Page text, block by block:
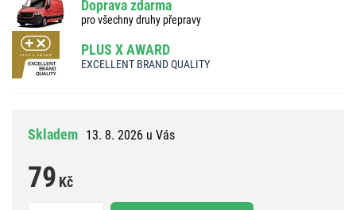
Doprava zdarma
pro všechny druhy přepravy
PLUS X AWARD
EXCELLENT BRAND QUALITY
Skladem 13. 8. 2026 u Vás
79 Kč